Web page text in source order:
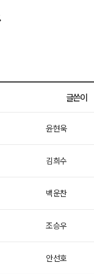
글쓴이
윤현욱
김희수
백운찬
조승우
안선호